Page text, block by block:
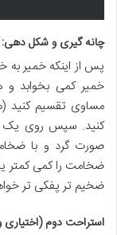
چانه گیری و شکل
پس از اینکه خمیر به
کنید. سپس روی یک
صورت گرد و با
ضخامت را کمی کمتر یا
ضخیم تر پفکی تر
استراحت دوم